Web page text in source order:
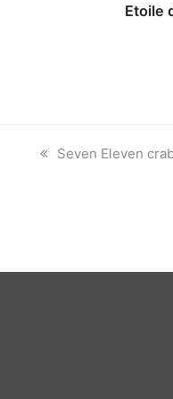
Etoile
previous
Seven Eleven